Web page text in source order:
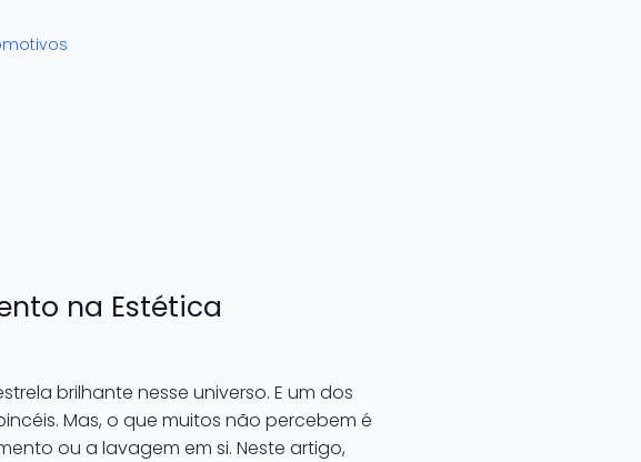
na Estética
brilhante nesse universo. E um dos
Mas, o que muitos não percebem é
ou a lavagem em si. Neste artigo,